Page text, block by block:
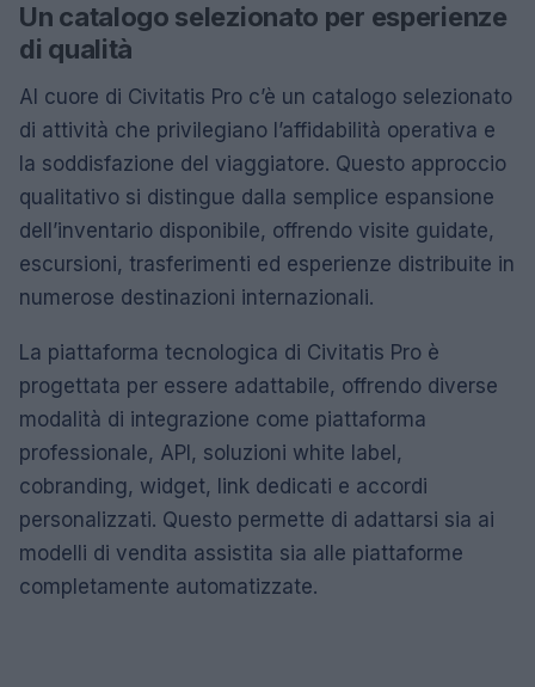
Un catalogo selezionato per esperienze
di qualità
Al cuore di Civitatis Pro c’è un catalogo selezionato
di attività che privilegiano l’affidabilità operativa e
la soddisfazione del viaggiatore. Questo approccio
qualitativo si distingue dalla semplice espansione
dell’inventario disponibile, offrendo visite guidate,
escursioni, trasferimenti ed esperienze distribuite in
numerose destinazioni internazionali.
La piattaforma tecnologica di Civitatis Pro è
progettata per essere adattabile, offrendo diverse
modalità di integrazione come piattaforma
professionale, API, soluzioni white label,
cobranding, widget, link dedicati e accordi
personalizzati. Questo permette di adattarsi sia ai
modelli di vendita assistita sia alle piattaforme
completamente automatizzate.